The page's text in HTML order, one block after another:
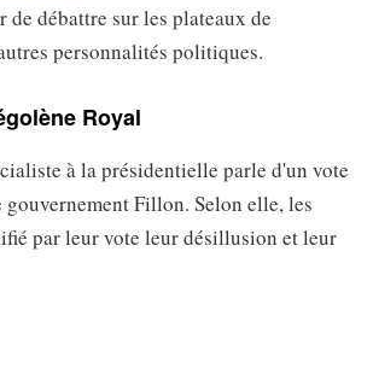
débattre sur les plateaux de
personnalités politiques.
Royal
à la présidentielle parle d'un vote
Fillon. Selon elle, les
par leur vote leur désillusion et leur